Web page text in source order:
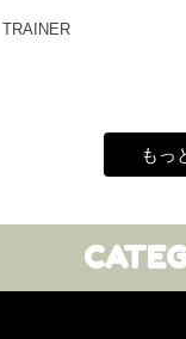
もっ